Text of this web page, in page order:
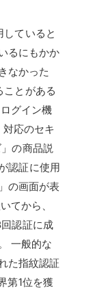
ていると
るにもかか
なかった
とがある
グイン機
応のセキ
の商品説
認証に使用
の画面が表
てから、
回認証に成
一般的な
た指紋認証
第1位を獲